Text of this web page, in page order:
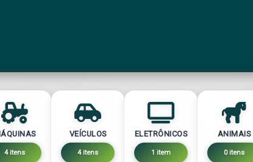
4 itens
VEÍCULOS
4 itens
ELETRÔNICOS
1 item
ANIMAIS
0 itens